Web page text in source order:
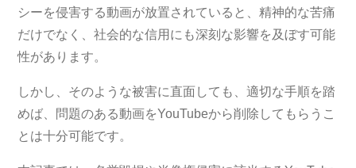
シーを侵害する動画が放置されていると、精神的な苦痛
だけでなく、社会的な信用にも深刻な影響を及ぼす可能
性があります。
しかし、そのような被害に直面しても、適切な手順を踏
めば、問題のある動画をYouTubeから削除してもらうこ
とは十分可能です。